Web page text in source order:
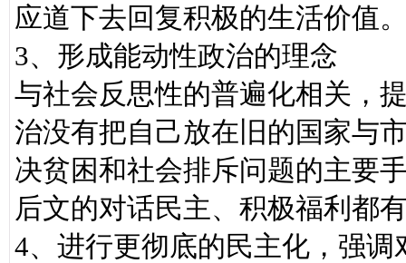
应道下去回复积极的生活价值
3、形成能动性政治的理念
与社会反思性的普遍化相关，
治没有把自己放在旧的国家与
决贫困和社会排斥问题的主要
后文的对话民主、积极福利都
4、进行更彻底的民主化，强调